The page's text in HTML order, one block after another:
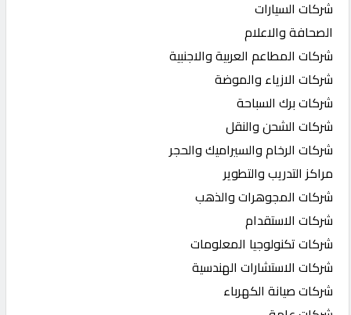
شركات السيارات
الصحافة والاعلام
شركات المطاعم العربية والاجنبية
شركات الازياء والموضة
شركات برك السباحة
شركات الشحن والنقل
شركات الرخام والسيراميك والحجر
مراكز التدريب والتطوير
شركات المجوهرات والذهب
شركات الاستقدام
شركات تكنولوجيا المعلومات
شركات الاستشارات الهندسية
شركات صيانة الكهرباء